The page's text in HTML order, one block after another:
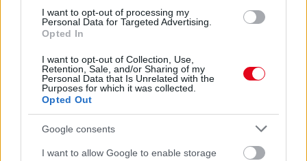
I want to opt-out of processing my
Personal Data for Targeted Advertising.
Opted In
I want to opt-out of Collection, Use,
Retention, Sale, and/or Sharing of my
Personal Data that Is Unrelated with the
Purposes for which it was collected.
Opted Out
Google consents
I want to allow Google to enable storage
Orvos figyelmeztet: ezt az apró reggeli tünetet ne
söpörd a szőnyeg alá